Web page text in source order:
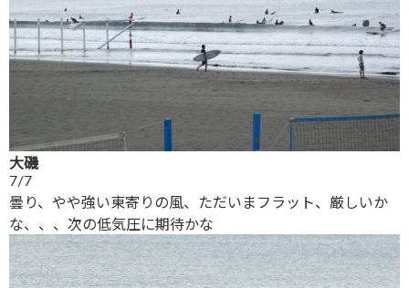
大磯
7/7
曇り、やや強い東寄りの風、ただいまフラット、厳しいか
な、、、次の低気圧に期待かな